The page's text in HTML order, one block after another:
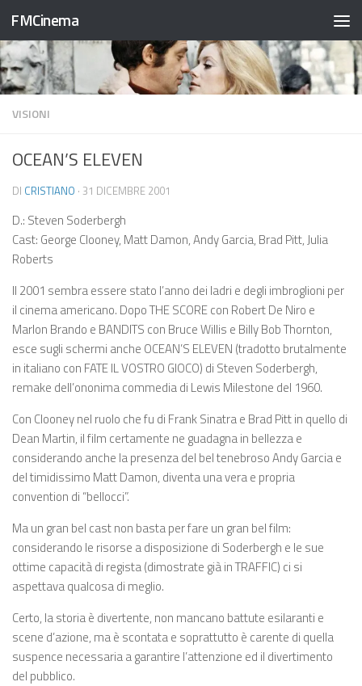
Salta al contenuto
FMCinema
VISIONI
OCEAN’S ELEVEN
DI CRISTIANO · 31 DICEMBRE 2001
D.: Steven Soderbergh
Cast: George Clooney, Matt Damon, Andy Garcia, Brad Pitt, Julia
Roberts
Il 2001 sembra essere stato l’anno dei ladri e degli imbroglioni per
il cinema americano. Dopo THE SCORE con Robert De Niro e
Marlon Brando e BANDITS con Bruce Willis e Billy Bob Thornton,
esce sugli schermi anche OCEAN’S ELEVEN (tradotto brutalmente
in italiano con FATE IL VOSTRO GIOCO) di Steven Soderbergh,
remake dell’ononima commedia di Lewis Milestone del 1960.
Con Clooney nel ruolo che fu di Frank Sinatra e Brad Pitt in quello di
Dean Martin, il film certamente ne guadagna in bellezza e
considerando anche la presenza del bel tenebroso Andy Garcia e
del timidissimo Matt Damon, diventa una vera e propria
convention di “bellocci”.
Ma un gran bel cast non basta per fare un gran bel film:
considerando le risorse a disposizione di Soderbergh e le sue
ottime capacità di regista (dimostrate già in TRAFFIC) ci si
aspettava qualcosa di meglio.
Certo, la storia è divertente, non mancano battute esilaranti e
scene d’azione, ma è scontata e soprattutto è carente di quella
suspence necessaria a garantire l’attenzione ed il divertimento
del pubblico.